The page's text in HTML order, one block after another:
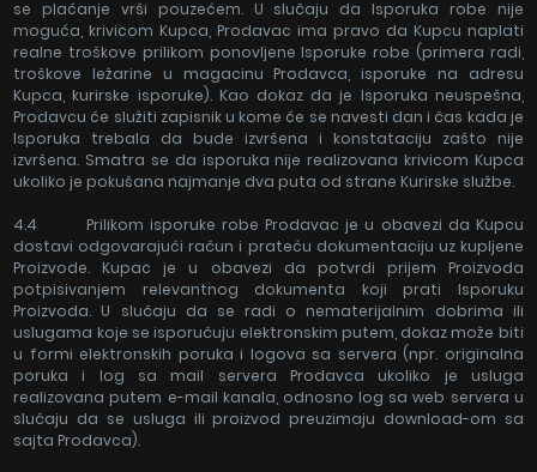
se plaćanje vrši pouzećem. U slučaju da Isporuka robe nije
moguća, krivicom Kupca, Prodavac ima pravo da Kupcu naplati
realne troškove prilikom ponovljene Isporuke robe (primera radi,
troškove ležarine u magacinu Prodavca, isporuke na adresu
Kupca, kurirske isporuke). Kao dokaz da je Isporuka neuspešna,
Prodavcu će služiti zapisnik u kome će se navesti dan i čas kada je
Isporuka trebala da bude izvršena i konstataciju zašto nije
izvršena. Smatra se da isporuka nije realizovana krivicom Kupca
ukoliko je pokušana najmanje dva puta od strane Kurirske službe.
4.4 Prilikom isporuke robe Prodavac je u obavezi da Kupcu
dostavi odgovarajući račun i prateću dokumentaciju uz kupljene
Proizvode. Kupac je u obavezi da potvrdi prijem Proizvoda
potpisivanjem relevantnog dokumenta koji prati Isporuku
Proizvoda. U slučaju da se radi o nematerijalnim dobrima ili
uslugama koje se isporučuju elektronskim putem, dokaz može biti
u formi elektronskih poruka i logova sa servera (npr. originalna
poruka i log sa mail servera Prodavca ukoliko je usluga
realizovana putem e-mail kanala, odnosno log sa web servera u
slučaju da se usluga ili proizvod preuzimaju download-om sa
sajta Prodavca).